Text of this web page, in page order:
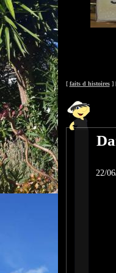
[ faits d histoires]
22/